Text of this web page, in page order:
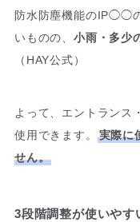
防水防塵機能のIP◯◯
いものの、 小雨・多少
（HAY公式）
よって、エントランス
使用できます。
実際に
せん。
3段階調整が使いやす